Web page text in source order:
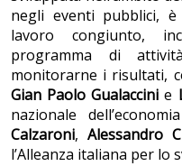
negli eventi pubblici,
lavoro congiunto,
programma di
monitorarne i risultati,
Gian Paolo Gualaccinie
nazionale
Calzaroni,Alessandro
l’Alleanza italiana per lo